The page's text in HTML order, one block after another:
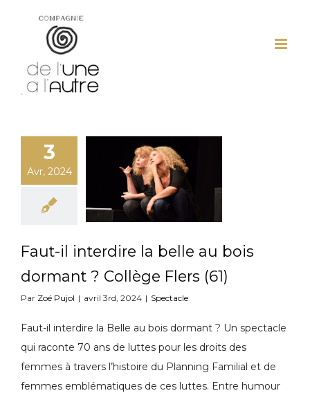
3
Avr, 2024
Faut-il interdire la belle au bois
dormant ? Collège Flers (61)
Par Zoé Pujol | avril 3rd, 2024 | Spectacle
Faut-il interdire la Belle au bois dormant ? Un spectacle
qui raconte 70 ans de luttes pour les droits des
femmes à travers l’histoire du Planning Familial et de
femmes emblématiques de ces luttes. Entre humour